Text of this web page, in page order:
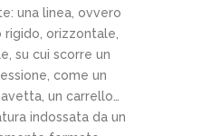
una linea, ovvero
rigido, orizzontale,
su cui scorre un
come un
un carrello…
indossata da un